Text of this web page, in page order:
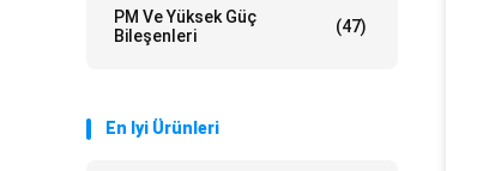
PM Ve Yüksek Güç
Bileşenleri
(47)
En Iyi Ürünleri